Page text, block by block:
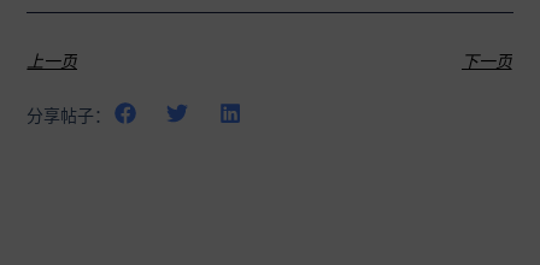
上一页 下一页
分享帖子：